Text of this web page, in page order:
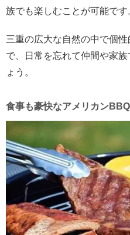
族でも楽しむことが可能です
三重の広大な自然の中で個
で、日常を忘れて仲間や家
ょう。
食事も豪快なアメリカンBBQ